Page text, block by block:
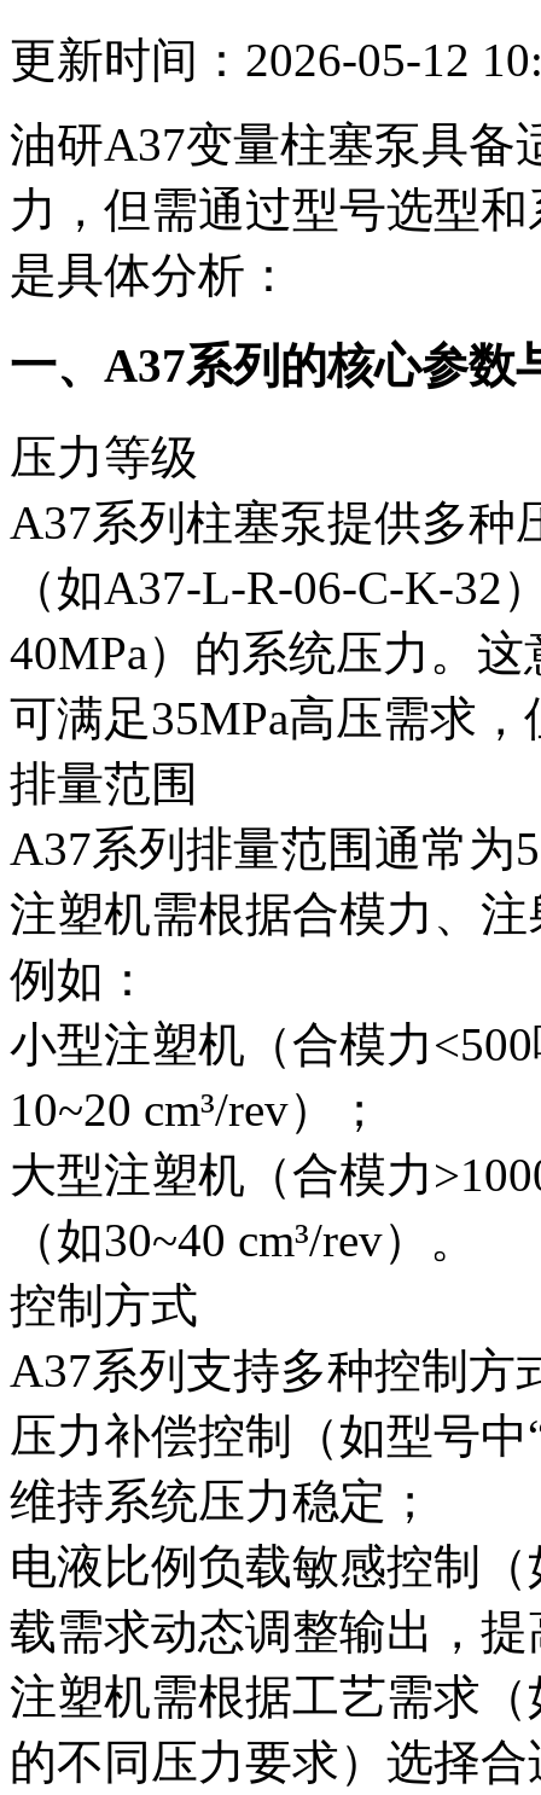
更新时间：2026-05-12
油研A37变量柱塞泵具备
力，但需通过型号选型
是具体分析：
一、A37系列的核心参数
压力等级‌
A37系列柱塞泵提供多种
（如A37-L-R-06-C-K-32
40MPa）‌的系统压力。
可满足35MPa高压需求
排量范围‌
A37系列排量范围通常为‌
注塑机需根据合模力、
例如：
小型注塑机（合模力
10~20 cm³/rev）；
大型注塑机（合模力
（如30~40 cm³/rev）。
控制方式‌
A37系列支持多种控制方
压力补偿控制‌（如型号
维持系统压力稳定；
电液比例负载敏感控制‌
载需求动态调整输出，
注塑机需根据工艺需求
的不同压力要求）选择